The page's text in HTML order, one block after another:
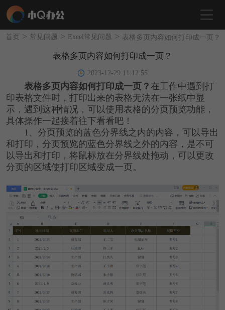
首页 > 常见问题 > Excel常见问题 > 表格多页内容如何打印成一页？
表格多页内容如何打印成一页？
2023-12-29 11:12:55
表格多页内容如何打印成一页？ 在工作中遇到打
印表格文件时，打印出来的表格无法在一张纸中显
示，遇到这种情况，可以使用表格的分页预览功能，
具体操作一起接着往下看看吧！
1、分页预览的蓝色分界线之内的内容，可以导出
和打印，分页预览的蓝色分界线之外的内容，是不可
以导出和打印，将鼠标放在分界线处拖动，可以更改
分页的区域使打印区域变成一页。